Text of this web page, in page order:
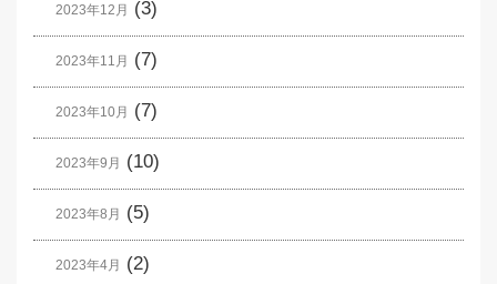
2023年12月 (3)
2023年11月 (7)
2023年10月 (7)
2023年9月 (10)
2023年8月 (5)
2023年4月 (2)